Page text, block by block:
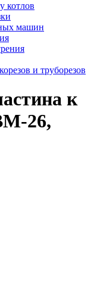
котлов
машин
и труборезов
к
26,